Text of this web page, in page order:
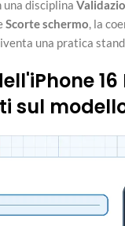
disciplina
Scorte schermo, la
una pratica
16
sul